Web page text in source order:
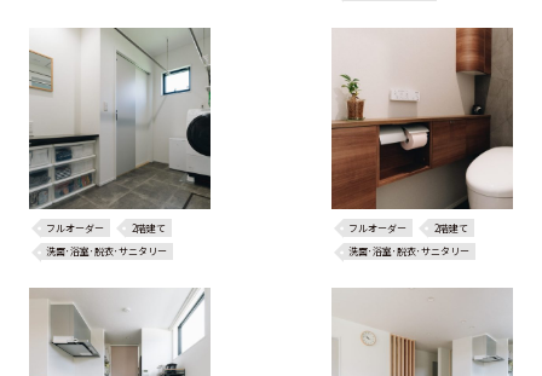
フルオーダー
2階建て
洗面･浴室･脱衣･サニタリー
フルオーダー
2階建て
洗面･浴室･脱衣･サニタリー